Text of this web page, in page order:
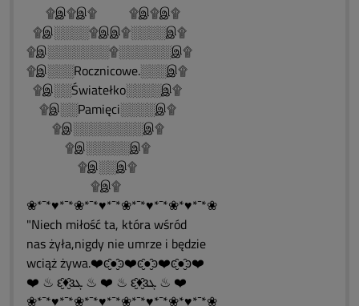
۩இ۩இ۩ ۩இ۩இ۩
۩இ░░░░۩இஇ۩░░░░இ۩
۩இ░░░░░░░۩░░░░░░இ۩
۩இ░░░Rocznicowe.░░░இ۩
۩இ░░Światełko░░░░இ۩
۩இ░░Pamięci░░░░இ۩
۩இ░░░░░░░░இ۩
۩இ░░░░░இ۩
۩இ░░இ۩
۩இ۩
❀*¯*♥*¯*❀*¯*♥*¯*❀*¯*♥*¯*❀*♥*¯*❀
"Niech miłość ta, która wśród
nas żyła,nigdy nie umrze i będzie
wciąż żywa.❤️ͼ̮̑●̮̑ͽ❤️ͼ̮̑●̮̑ͽ❤️ͼ̮̑●̮̑ͽ❤️
❤️ ♨ ԑ̮̑♦̮̑ɜܓ ♨ ❤️ ♨ ԑ̮̑♦̮̑ɜܓ ♨ ❤️
❀*¯*♥*¯*❀*¯*♥*¯*❀*¯*♥*¯*❀*♥*¯*❀